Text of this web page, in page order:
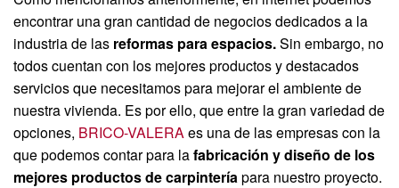
encontrar una gran cantidad de negocios dedicados a la
industria de las reformas para espacios.Sin embargo, no
todos cuentan con los mejores productos y destacados
servicios que necesitamos para mejorar el ambiente de
nuestra vivienda. Es por ello, que entre la gran variedad de
opciones, BRICO-VALERAes una de las empresas con la
que podemos contar para lafabricación y diseño de los
mejores productos de carpinteríapara nuestro proyecto.